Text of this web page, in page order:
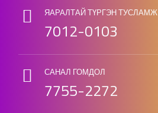
ЯАРАЛТАЙ ТҮРГЭН ТУСЛАМЖ
7012-0103
САНАЛ ГОМДОЛ
7755-2272